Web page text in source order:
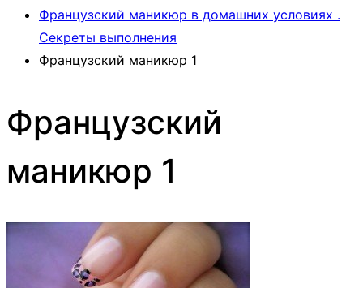
Французский маникюр в домашних условиях .
Секреты выполнения
Французский маникюр 1
Французский
маникюр 1